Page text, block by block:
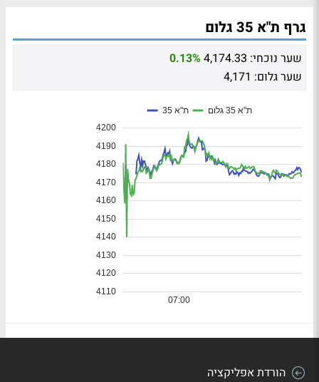
גרף ת"א 35 גלום
שער נוכחי: 4,174.33
0.13%
שער גלום: 4,171
הורדת אפליקציה